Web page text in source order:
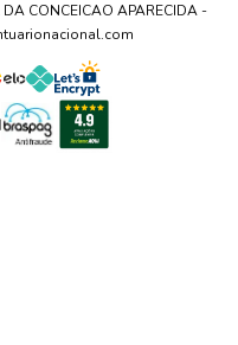
CONCEICAO APARECIDA -